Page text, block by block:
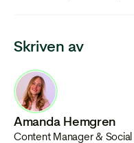
Skriven av
Amanda Hemgren
Content Manager &